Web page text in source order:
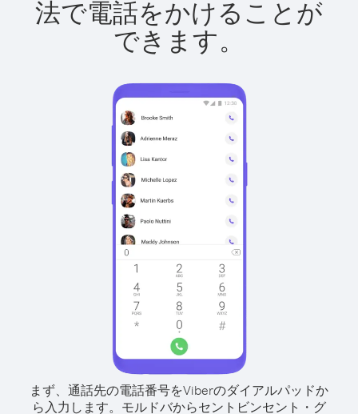
法で電話をかけることが
できます。
まず、通話先の電話番号をViberのダイアルパッドか
ら入力します。 モルドバからセントビンセント・グ